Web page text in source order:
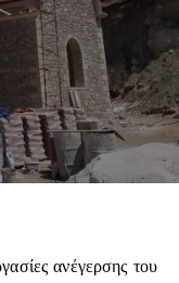
ανέγερσης του